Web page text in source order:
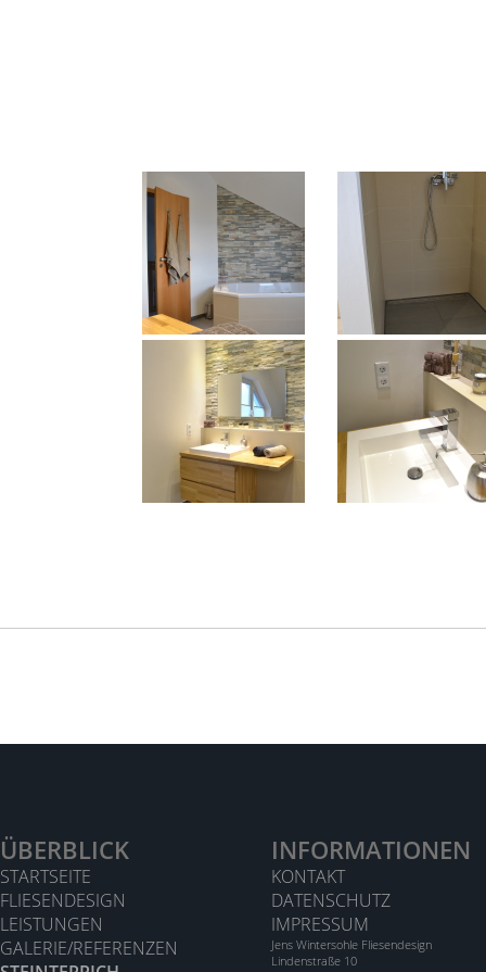
ÜBERBLICK
STARTSEITE
FLIESENDESIGN
LEISTUNGEN
GALERIE/REFERENZEN
INFORMATIONEN
KONTAKT
DATENSCHUTZ
IMPRESSUM
Jens Wintersohle Fliesendesign
Lindenstraße 10